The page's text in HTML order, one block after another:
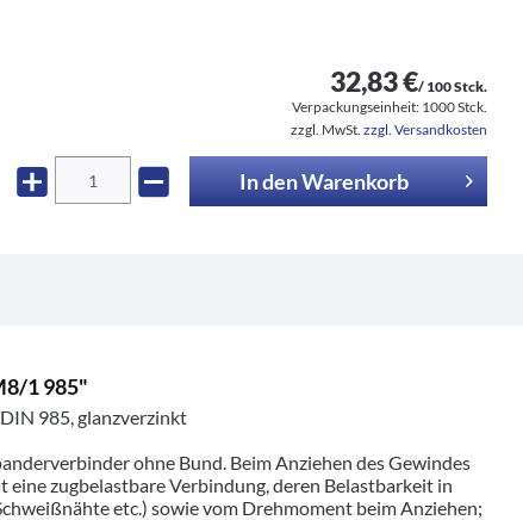
32,83 €/ 100 Stck.
Verpackungseinheit: 1000 Stck.
zzgl. MwSt. zzgl. Versandkosten
In denWarenkorb
1 985"
985, glanzverzinkt
ohne Bund. Beim Anziehen des Gewindes
zugbelastbare Verbindung, deren Belastbarkeit in
etc.) sowie vom Drehmoment beim Anziehen;